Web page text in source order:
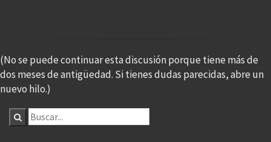
(No se puede continuar esta discusión porque tiene más de
dos meses de antigüedad. Si tienes dudas parecidas, abre un
nuevo hilo.)